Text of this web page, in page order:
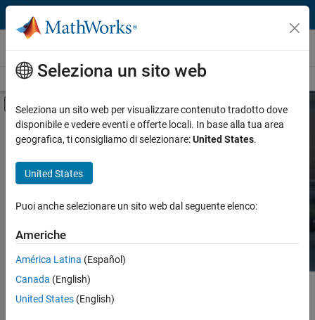
Vai al contenuto
Hardware Support
Overview Search Hardware Support Request Hardware Support
Attiva/disattiva menu di navigazione
Product
Product Family and Category
Protocol or Standard
Search Hardware
MATLAB and Simulink.
Seleziona un sito web
Seleziona un sito web per visualizzare contenuto tradotto dove
disponibile e vedere eventi e offerte locali. In base alla tua area
geografica, ti consigliamo di selezionare:United States.
United States
Puoi anche selezionare un sito web dal seguente elenco:
Americhe
América Latina (Español)
Canada (English)
United States (English)